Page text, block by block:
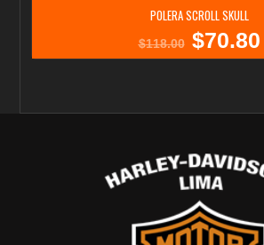
POLERA SCROLL SKULL
$118.00
El
$70.80El